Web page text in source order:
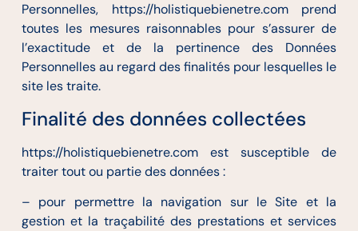
Personnelles, https://holistiquebienetre.com prend
toutes les mesures raisonnables pour s’assurer de
l’exactitude et de la pertinence des Données
Personnelles au regard des finalités pour lesquelles le
site les traite.
Finalité des données collectées
https://holistiquebienetre.com est susceptible de
traiter tout ou partie des données :
– pour permettre la navigation sur le Site et la
gestion et la traçabilité des prestations et services